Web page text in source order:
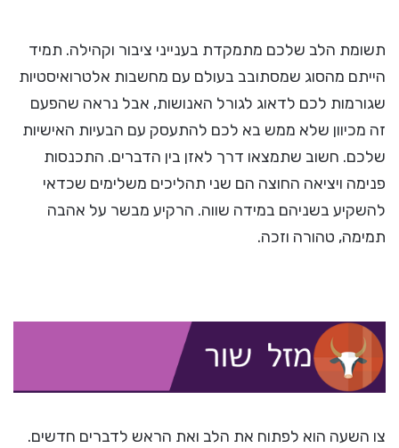
תשומת הלב שלכם מתמקדת בענייני ציבור וקהילה. תמיד
הייתם מהסוג שמסתובב בעולם עם מחשבות אלטרואיסטיות
שגורמות לכם לדאוג לגורל האנושות, אבל נראה שהפעם
זה מכיוון שלא ממש בא לכם להתעסק עם הבעיות האישיות
שלכם. חשוב שתמצאו דרך לאזן בין הדברים. התכנסות
פנימה ויציאה החוצה הם שני תהליכים משלימים שכדאי
להשקיע בשניהם במידה שווה. הרקיע מבשר על אהבה
תמימה, טהורה וזכה.
צו השעה הוא לפתוח את הלב ואת הראש לדברים חדשים.